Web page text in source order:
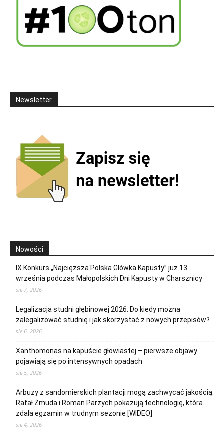
Newsletter
Nowości
IX Konkurs „Najcięższa Polska Główka Kapusty” już 13
września podczas Małopolskich Dni Kapusty w Charsznicy
sie 7, 2026
Legalizacja studni głębinowej 2026. Do kiedy można
zalegalizować studnię i jak skorzystać z nowych przepisów?
sie 6, 2026
Xanthomonas na kapuście głowiastej – pierwsze objawy
pojawiają się po intensywnych opadach
sie 5, 2026
Arbuzy z sandomierskich plantacji mogą zachwycać jakością.
Rafał Żmuda i Roman Parzych pokazują technologię, która
zdała egzamin w trudnym sezonie [WIDEO]
sie 4, 2026